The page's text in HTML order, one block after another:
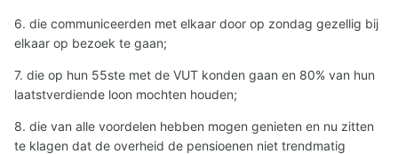
6. die communiceerden met elkaar door op zondag gezellig bij
elkaar op bezoek te gaan;
7. die op hun 55ste met de VUT konden gaan en 80% van hun
laatstverdiende loon mochten houden;
8. die van alle voordelen hebben mogen genieten en nu zitten
te klagen dat de overheid de pensioenen niet trendmatig